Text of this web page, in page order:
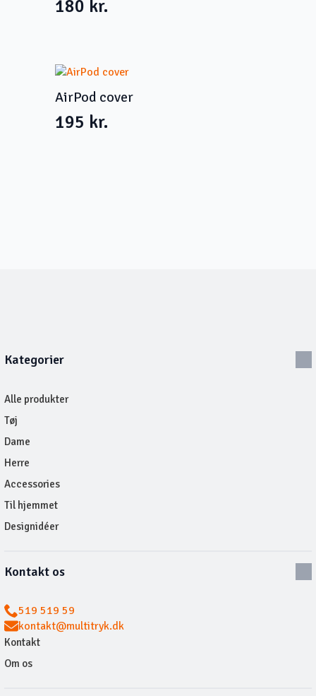
180 kr.
AirPod cover
195 kr.
Kategorier
Alle produkter
Tøj
Dame
Herre
Accessories
Til hjemmet
Designidéer
Kontakt os
519 519 59
kontakt@multitryk.dk
Kontakt
Om os